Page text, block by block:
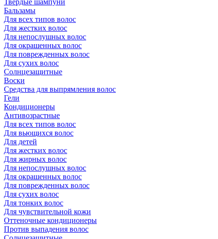
Твердые шампуни
Бальзамы
Для всех типов волос
Для жестких волос
Для непослушных волос
Для окрашенных волос
Для поврежденных волос
Для сухих волос
Солнцезащитные
Воски
Средства для выпрямления волос
Гели
Кондиционеры
Антивозрастные
Для всех типов волос
Для вьющихся волос
Для детей
Для жестких волос
Для жирных волос
Для непослушных волос
Для окрашенных волос
Для поврежденных волос
Для сухих волос
Для тонких волос
Для чувствительной кожи
Оттеночные кондиционеры
Против выпадения волос